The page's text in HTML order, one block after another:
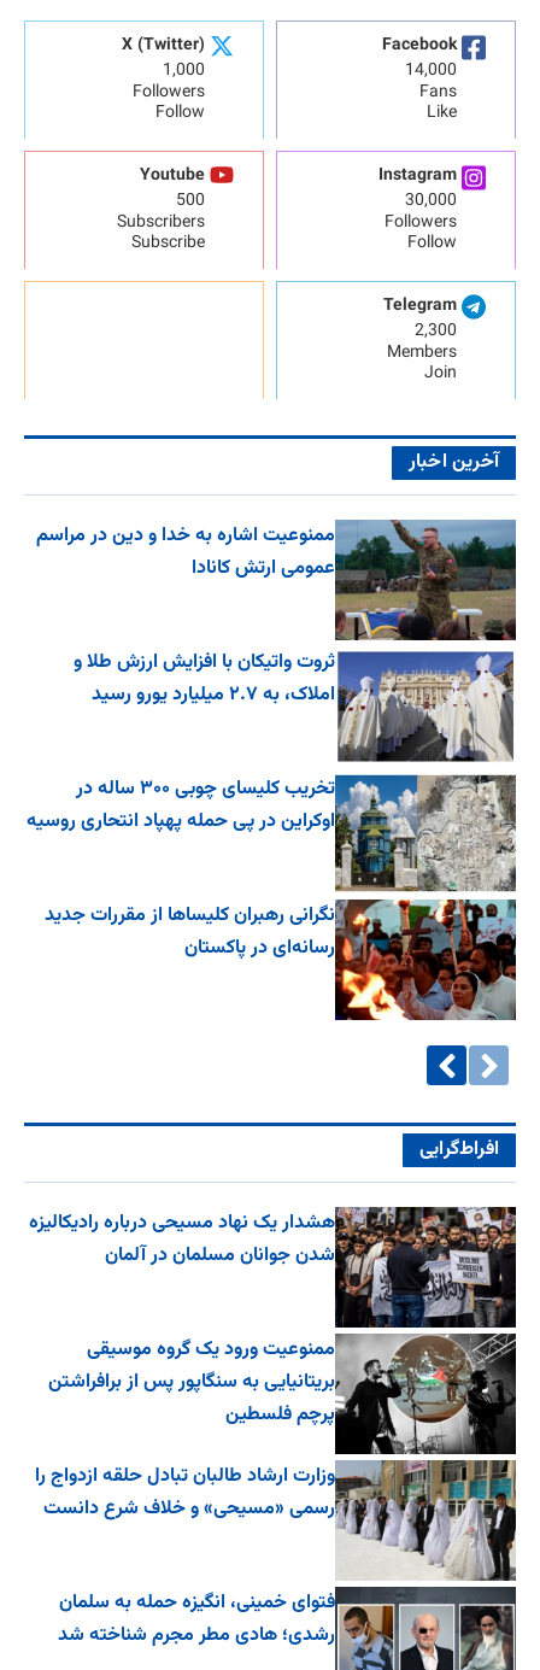
Facebook
14,000
Fans
Like
X (Twitter)
1,000
Followers
Follow
Instagram
30,000
Followers
Follow
Youtube
500
Subscribers
Subscribe
Telegram
2,300
Members
Join
آخرین اخبار
ممنوعیت اشاره به خدا و دین در مراسم
عمومی ارتش کانادا
ثروت واتیکان با افزایش ارزش طلا و
املاک، به ۲.۷ میلیارد یورو رسید
تخریب کلیسای چوبی ۳۰۰ ساله در
اوکراین در پی حمله پهپاد انتحاری روسیه
نگرانی رهبران کلیساها از مقررات جدید
رسانه‌ای در پاکستان
افراط‌گرایی
هشدار یک نهاد مسیحی درباره رادیکالیزه
شدن جوانان مسلمان در آلمان
ممنوعیت ورود یک گروه موسیقی
بریتانیایی به سنگاپور پس از برافراشتن
پرچم فلسطین
وزارت ارشاد طالبان تبادل حلقه ازدواج را
رسمی «مسیحی» و خلاف شرع دانست
فتوای خمینی، انگیزه حمله به سلمان
رشدی؛ هادی مطر مجرم شناخته شد